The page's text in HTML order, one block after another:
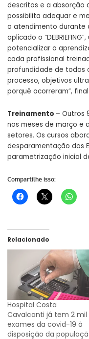
descritos e a absorção
possibilita adequar e
o atendimento durante
aplicado o
potencializar o
cada profissional
profundidade de todos
processo, objetivos
porquê ocorreram”,
Treinamento – Outros
nos meses de março e
setores. Os cursos
desparamentação dos
parametrização inicial
Compartilhe isso:
Relacionado
Hospital Costa
Cavalcanti já tem 2 mil
exames da covid-19 à
disposição da